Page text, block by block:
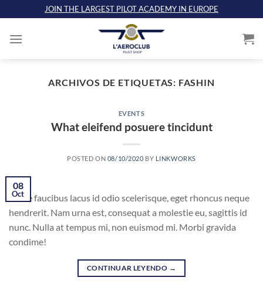
al
contenido
JOIN THE LARGEST PILOT ACADEMY IN EUROPE
ARCHIVOS DE ETIQUETAS: FASHIN
EVENTS
What eleifend posuere tincidunt
POSTED ON 08/10/2020 BY LINKWORKS
08
Oct
Fusce faucibus lacus id odio scelerisque, eget rhoncus neque
hendrerit. Nam urna est, consequat a molestie eu, sagittis id
nunc. Nulla at tempus mi, non euismod mi. Morbi gravida
condime!
CONTINUAR LEYENDO →